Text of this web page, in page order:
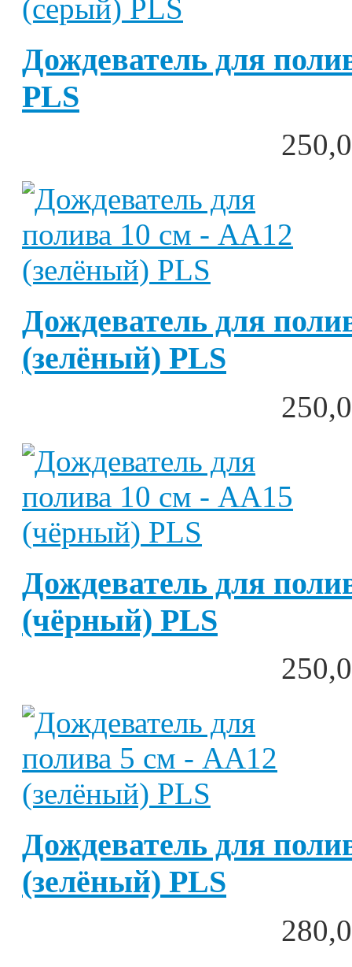
Дождеватель для
PLS
Дождеватель для
(зелёный) PLS
Дождеватель для
(чёрный) PLS
Дождеватель для
(зелёный) PLS